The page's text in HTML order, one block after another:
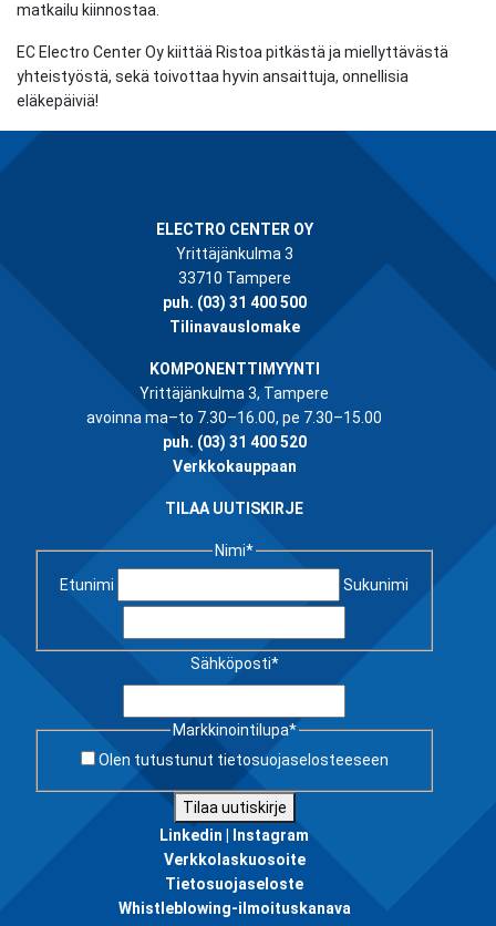
matkailu kiinnostaa.
EC Electro Center Oy kiittää Ristoa pitkästä ja miellyttävästä
yhteistyöstä, sekä toivottaa hyvin ansaittuja, onnellisia
eläkepäiviä!
ELECTRO CENTER OY
Yrittäjänkulma 3
33710 Tampere
puh. (03) 31 400 500
Tilinavauslomake
KOMPONENTTIMYYNTI
Yrittäjänkulma 3, Tampere
avoinna ma–to 7.30–16.00, pe 7.30–15.00
puh. (03) 31 400 520
Verkkokauppaan
TILAA UUTISKIRJE
Nimi*
Etunimi
Sukunimi
Sähköposti*
Markkinointilupa*
Olen tutustunut tietosuojaselosteeseen
Tilaa uutiskirje
Linkedin |
Instagram
Verkkolaskuosoite
Tietosuojaseloste
Whistleblowing-ilmoituskanava